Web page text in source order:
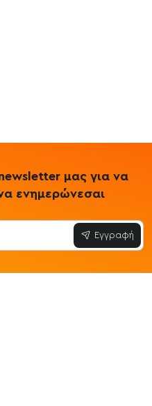
μας για να
ενημερώνεσαι
Εγγραφή